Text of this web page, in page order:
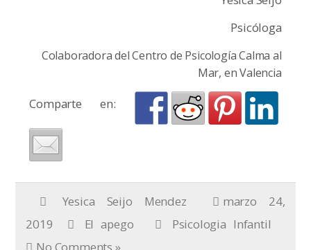
Psicóloga
Colaboradora del Centro de Psicología Calma al
Mar, en Valencia
Comparte en:
Yesica Seijo Mendez
marzo 24,
2019
El apego
Psicologia Infantil